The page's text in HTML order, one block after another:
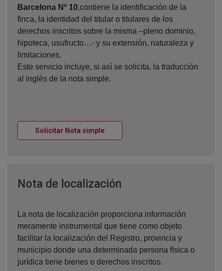
Barcelona Nº 10,contiene la identificación de la
finca, la identidad del titular o titulares de los
derechos inscritos sobre la misma –pleno dominio,
hipoteca, usufructo…- y su extensión, naturaleza y
limitaciones.
Este servicio incluye, si así se solicita, la traducción
al inglés de la nota simple.
Solicitar Nota simpleVentana nueva
Nota de localización
La nota de localización proporciona información
meramente instrumental que tiene como objeto
facilitar la localización del Registro, provincia y
municipio donde una determinada persona física o
jurídica tiene bienes o derechos inscritos.